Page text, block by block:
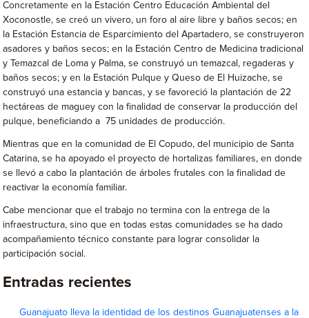
Concretamente en la Estación Centro Educación Ambiental del
Xoconostle, se creó un vivero, un foro al aire libre y baños secos; en
la Estación Estancia de Esparcimiento del Apartadero, se construyeron
asadores y baños secos; en la Estación Centro de Medicina tradicional
y Temazcal de Loma y Palma, se construyó un temazcal, regaderas y
baños secos; y en la Estación Pulque y Queso de El Huizache, se
construyó una estancia y bancas, y se favoreció la plantación de 22
hectáreas de maguey con la finalidad de conservar la producción del
pulque, beneficiando a 75 unidades de producción.
Mientras que en la comunidad de El Copudo, del municipio de Santa
Catarina, se ha apoyado el proyecto de hortalizas familiares, en donde
se llevó a cabo la plantación de árboles frutales con la finalidad de
reactivar la economía familiar.
Cabe mencionar que el trabajo no termina con la entrega de la
infraestructura, sino que en todas estas comunidades se ha dado
acompañamiento técnico constante para lograr consolidar la
participación social.
Entradas recientes
Guanajuato lleva la identidad de los destinos Guanajuatenses a la